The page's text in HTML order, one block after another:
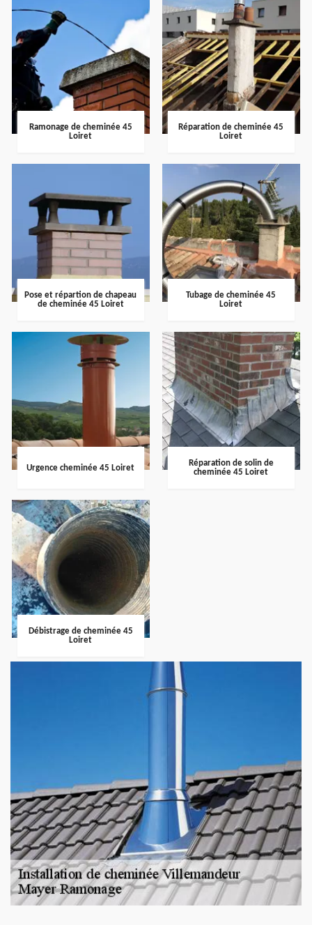
Ramonage de cheminée 45
Loiret
Réparation de cheminée 45
Loiret
Pose et répartion de chapeau
de cheminée 45 Loiret
Tubage de cheminée 45
Loiret
Urgence cheminée 45 Loiret
Réparation de solin de
cheminée 45 Loiret
Débistrage de cheminée 45
Loiret